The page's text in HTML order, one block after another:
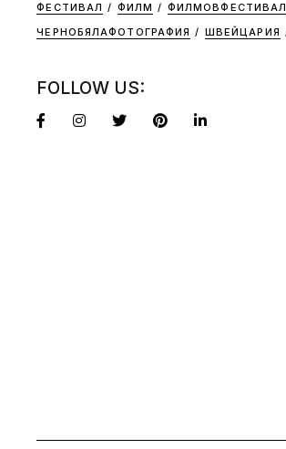
ФЕСТИВАЛ
ФИЛМ ФИЛМОВФЕСТИВАЛ
ЧЕРНОБЯЛАФОТОГРАФИЯ
ШВЕЙЦАРИЯ
FOLLOW US: